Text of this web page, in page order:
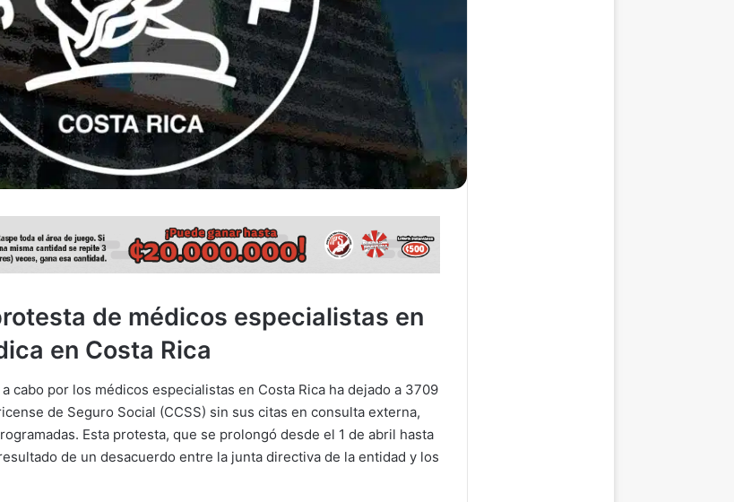
de médicos especialistas en
en Costa Rica
cabo por los médicos especialistas en Costa Rica ha dejado a 3709
de Seguro Social (CCSS) sin sus citas en consulta externa,
Esta protesta, que se prolongó desde el 1 de abril hasta
de un desacuerdo entre la junta directiva de la entidad y los